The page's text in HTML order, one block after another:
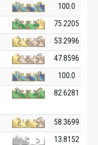
100.0
75.2205
53.2996
47.8596
100.0
82.6281
58.3699
13.8152